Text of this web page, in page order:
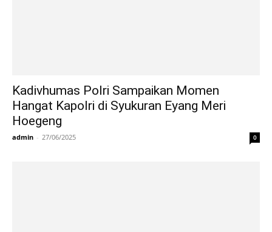
Kadivhumas Polri Sampaikan Momen
Hangat Kapolri di Syukuran Eyang Meri
Hoegeng
admin - 27/06/2025 0